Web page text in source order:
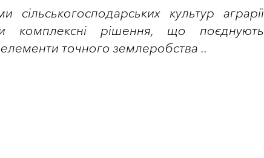
культур аграрії
комплексні рішення, що поєднують
елементи точного землеробства ..